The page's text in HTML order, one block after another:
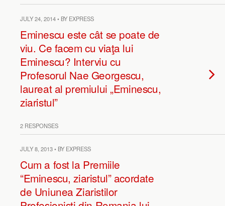
JULY 24, 2014 • BY EXPRESS
Eminescu este cât se poate de
viu. Ce facem cu viaţa lui
Eminescu? Interviu cu
Profesorul Nae Georgescu,
laureat al premiului „Eminescu,
ziaristul”
2 RESPONSES
JULY 8, 2013 • BY EXPRESS
Cum a fost la Premiile
“Eminescu, ziaristul” acordate
de Uniunea Ziaristilor